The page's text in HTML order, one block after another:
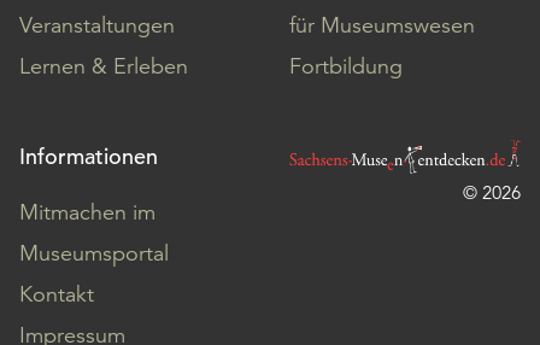
Veranstaltungen
Lernen & Erleben
für Museumswesen
Fortbildung
Informationen
Mitmachen im
Museumsportal
Kontakt
Impressum
© 2026